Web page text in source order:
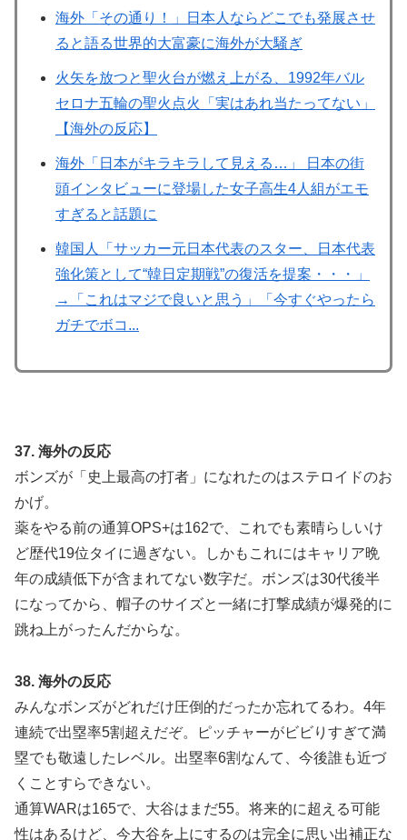
海外「その通り！」日本人ならどこでも発展させ
ると語る世界的大富豪に海外が大騒ぎ
火矢を放つと聖火台が燃え上がる、1992年バル
セロナ五輪の聖火点火「実はあれ当たってない」
【海外の反応】
海外「日本がキラキラして見える…」 日本の街
頭インタビューに登場した女子高生4人組がエモ
すぎると話題に
韓国人「サッカー元日本代表のスター、日本代表
強化策として“韓日定期戦”の復活を提案・・・」
→「これはマジで良いと思う」「今すぐやったら
ガチでボコ...
37. 海外の反応
ボンズが「史上最高の打者」になれたのはステロイドのお
かげ。
薬をやる前の通算OPS+は162で、これでも素晴らしいけ
ど歴代19位タイに過ぎない。しかもこれにはキャリア晩
年の成績低下が含まれてない数字だ。ボンズは30代後半
になってから、帽子のサイズと一緒に打撃成績が爆発的に
跳ね上がったんだからな。
38. 海外の反応
みんなボンズがどれだけ圧倒的だったか忘れてるわ。4年
連続で出塁率5割超えだぞ。ピッチャーがビビりすぎて満
塁でも敬遠したレベル。出塁率6割なんて、今後誰も近づ
くことすらできない。
通算WARは165で、大谷はまだ55。将来的に超える可能
性はあるけど、今大谷を上にするのは完全に思い出補正な